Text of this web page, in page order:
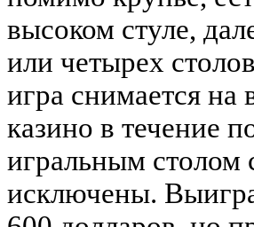
высоком стуле,
или четырех
игра снимается на
казино в течение
игральным столом
исключены.